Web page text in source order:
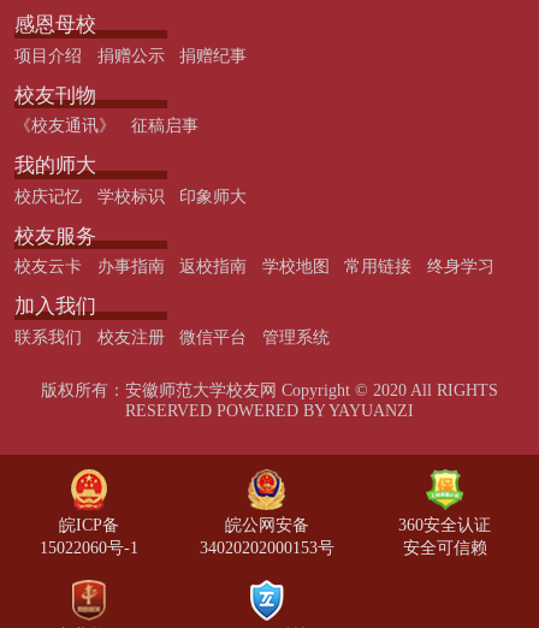
感恩母校
项目介绍 捐赠公示 捐赠纪事
校友刊物
《校友通讯》 征稿启事
我的师大
校庆记忆 学校标识 印象师大
校友服务
校友云卡 办事指南 返校指南 学校地图 常用链接 终身学习
加入我们
联系我们 校友注册 微信平台 管理系统
版权所有：安徽师范大学校友网 Copyright © 2020 All RIGHTS
RESERVED POWERED BY YAYUANZI
皖ICP备
15022060号-1
皖公网安备
34020202000153号
360安全认证
安全可信赖